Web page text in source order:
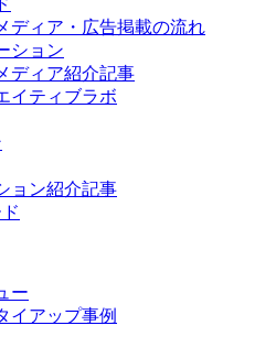
ディア・広告掲載の流れ
ション
ディア紹介記事
イティブラボ
ョン紹介記事
ー
イアップ事例